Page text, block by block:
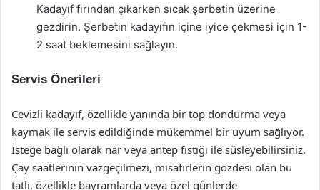
Kadayıf fırından çıkarken sıcak şerbetin üzerine
gezdirin. Şerbetin kadayıfın içine iyice çekmesi için 1-
2 saat beklemesini sağlayın.
Servis Önerileri
Cevizli kadayıf, özellikle yanında bir top dondurma veya
kaymak ile servis edildiğinde mükemmel bir uyum sağlıyor.
İsteğe bağlı olarak nar veya antep fıstığı ile süsleyebilirsiniz.
Çay saatlerinin vazgeçilmezi, misafirlerin gözdesi olan bu
tatlı, özellikle bayramlarda veya özel günlerde